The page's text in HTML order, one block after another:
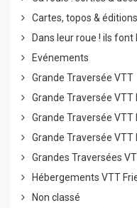
Cartes, topos & éditions
Dans leur roue ! ils font
Evénements
Grande Traversée VTT
Grande Traversée VTT
Grande Traversée VTT
Grande Traversée VTT
Grandes Traversées
Hébergements VTT
Non classé